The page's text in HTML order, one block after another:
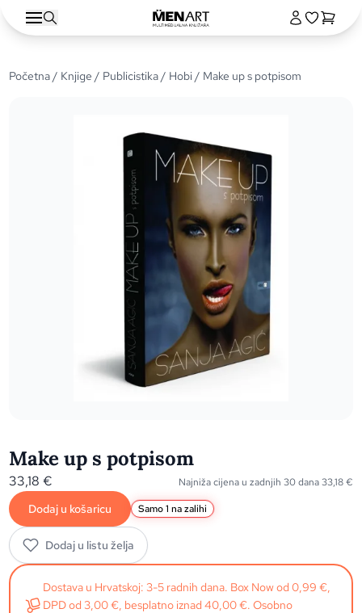
Početna/ Knjige / Publicistika/ Hobi/ Make up s potpisom
Make up s potpisom
33,18€ Najniža cijena u zadnjih 30 dana33,18€
Dodaj u košaricu Samo 1 na zalihi
Dodaj u listu želja
Dostava u Hrvatskoj: 3-5 radnih dana. Box Now od 0,99 €,
DPD od 3,00 €, besplatno iznad 40,00 €. Osobno